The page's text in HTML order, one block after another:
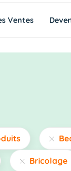
Ventes
Bricolage